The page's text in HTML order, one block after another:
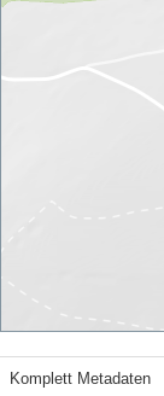
Komplett Metadaten